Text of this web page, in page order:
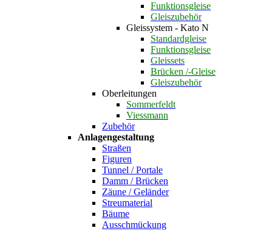
Funktionsgleise
Gleiszubehör
Gleissystem - Kato N
Standardgleise
Funktionsgleise
Gleissets
Brücken /-Gleise
Gleiszubehör
Oberleitungen
Sommerfeldt
Viessmann
Zubehör
Anlagengestaltung
Straßen
Figuren
Tunnel / Portale
Damm / Brücken
Zäune / Geländer
Streumaterial
Bäume
Ausschmückung